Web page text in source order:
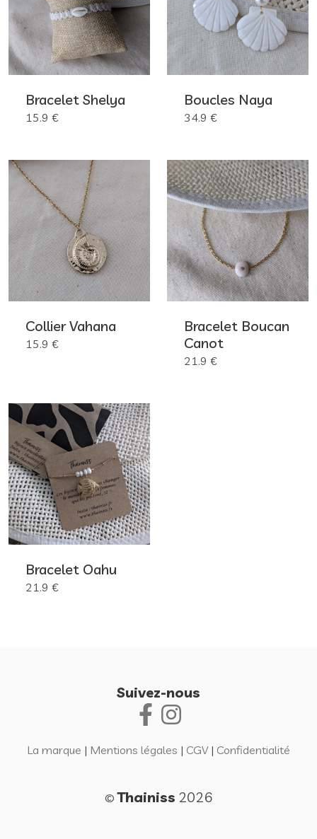
Bracelet Shelya
15.9 €
Boucles Naya
34.9 €
Collier Vahana
15.9 €
Bracelet Boucan
Canot
21.9 €
Bracelet Oahu
21.9 €
Suivez-nous
La marque | Mentions légales | CGV| Confidentialité
©Thainiss 2026